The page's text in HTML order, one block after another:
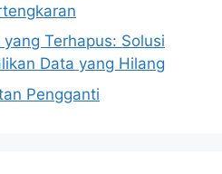
Terhapus: Solusi
Data yang Hilang
Pengganti